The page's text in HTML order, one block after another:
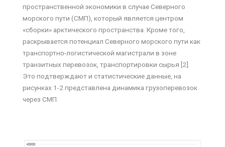
пространственной экономики в случае Северного
морского пути (СМП), который является центром
«сборки» арктического пространства. Кроме того,
раскрывается потенциал Северного морского пути как
транспортно-логистической магистрали в зоне
транзитных перевозок, транспортировки сырья [2].
Это подтверждают и статистические данные, на
рисунках 1-2 представлена динамика грузоперевозок
через СМП.